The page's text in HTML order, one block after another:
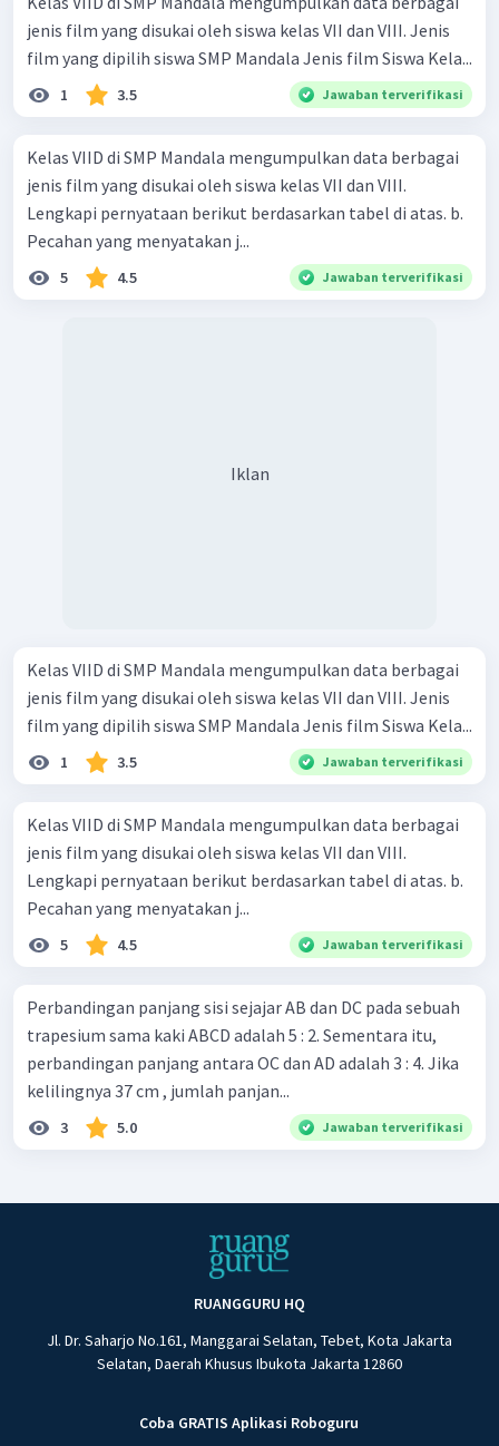
jenis film yang disukai oleh siswa kelas VII dan VIII. Jenis
film yang dipilih siswa SMP Mandala Jenis film Siswa Kela...
1 3.5 Jawaban terverifikasi
Kelas VIID di SMP Mandala mengumpulkan data berbagai
jenis film yang disukai oleh siswa kelas VII dan VIII.
Lengkapi pernyataan berikut berdasarkan tabel di atas. b.
Pecahan yang menyatakan j...
5 4.5 Jawaban terverifikasi
Iklan
Kelas VIID di SMP Mandala mengumpulkan data berbagai
jenis film yang disukai oleh siswa kelas VII dan VIII. Jenis
film yang dipilih siswa SMP Mandala Jenis film Siswa Kela...
1 3.5 Jawaban terverifikasi
Kelas VIID di SMP Mandala mengumpulkan data berbagai
jenis film yang disukai oleh siswa kelas VII dan VIII.
Lengkapi pernyataan berikut berdasarkan tabel di atas. b.
Pecahan yang menyatakan j...
5 4.5 Jawaban terverifikasi
Perbandingan panjang sisi sejajar AB dan DC pada sebuah
trapesium sama kaki ABCD adalah 5 : 2. Sementara itu,
perbandingan panjang antara OC dan AD adalah 3 : 4. Jika
kelilingnya 37 cm , jumlah panjan...
3 5.0 Jawaban terverifikasi
RUANGGURU HQ
Jl. Dr. Saharjo No.161, Manggarai Selatan, Tebet, Kota Jakarta
Selatan, Daerah Khusus Ibukota Jakarta 12860
Coba GRATIS Aplikasi Roboguru